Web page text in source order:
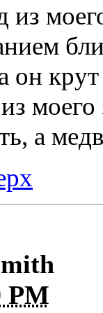
из
он
моего
а
PM